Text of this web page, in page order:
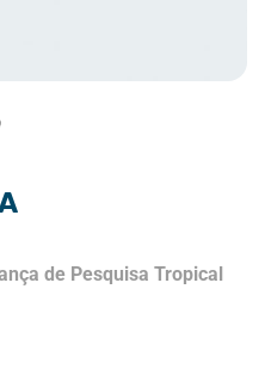
de Pesquisa Tropical